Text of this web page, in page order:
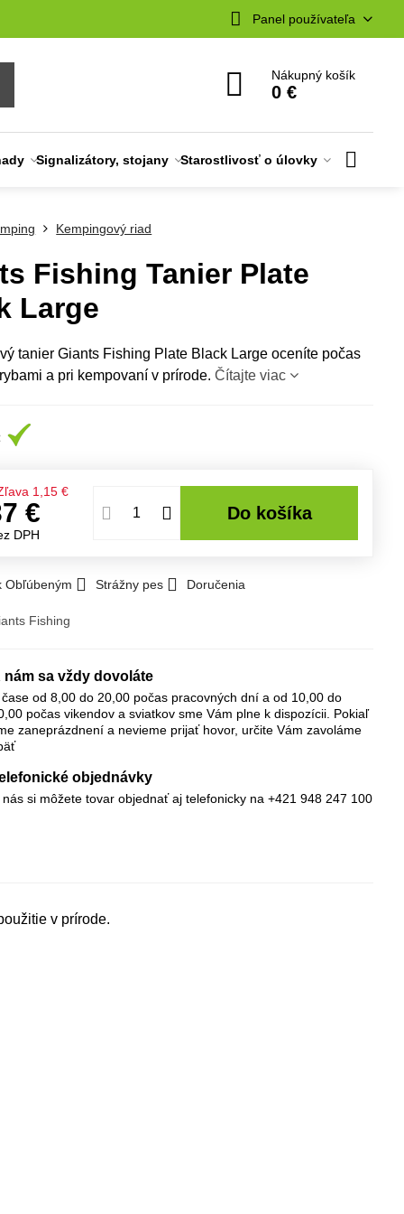
Panel používateľa
Nákupný košík
0 €
Signalizátory, stojany Starostlivosť o úlovky
Kempingový riad
Fishing Tanier Plate
Large
tanier Giants Fishing Plate Black Large oceníte počas
a pri kempovaní v prírode.Čítajte viac
1,15 €
€
DPH
Do košíka
Obľúbeným Strážny pes Doručenia
Fishing
nám sa vždy dovoláte
čase od 8,00 do 20,00 počas pracovných dní a od 10,00 do
počas vikendov a sviatkov sme Vám plne k dispozícii. Pokiaľ
zaneprázdnení a nevieme prijať hovor, určite Vám zavoláme
objednávky
nás si môžete tovar objednať aj telefonicky na +421 948 247 100
v prírode.